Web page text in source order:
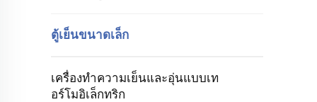
ตู้เย็นขนาดเล็ก
เครื่องทำความเย็นและอุ่นแบบเท
อร์โมอิเล็กทริก